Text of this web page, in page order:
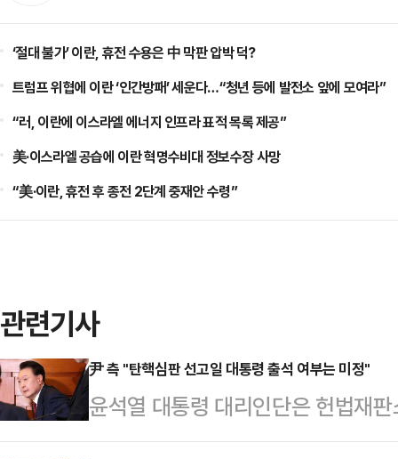
‘절대 불가’ 이란, 휴전 수용은 中 막판 압박 덕?
트럼프 위협에 이란 ‘인간방패’ 세운다…“청년 등에 발전소 앞에 모여라”
“러, 이란에 이스라엘 에너지 인프라 표적 목록 제공”
美·이스라엘 공습에 이란 혁명수비대 정보수장 사망
“美·이란, 휴전 후 종전 2단계 중재안 수령”
관련기사
尹 측 "탄핵심판 선고일 대통령 출석 여부는 미정"
윤석열 대통령 대리인단은 헌법재
윤 대통령의 출석 여부가 아직 정해